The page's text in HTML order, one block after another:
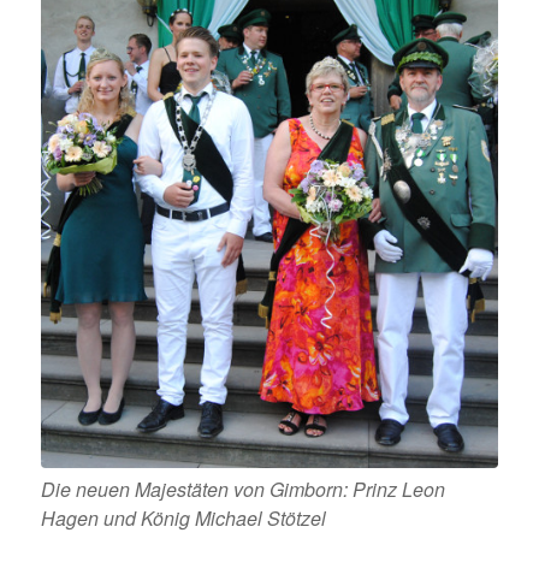
Die neuen Majestäten von Gimborn: Prinz Leon
Hagen und König Michael Stötzel